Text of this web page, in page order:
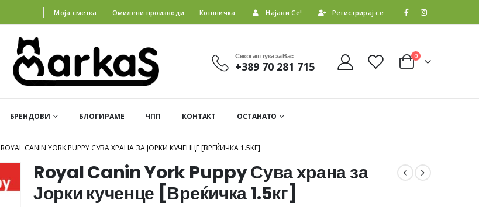
Моја сметка Омилени производи Кошничка Најави Се! Регистрирај се
Секогаш тука за Вас
+389 70 281 715
0
БРЕНДОВИ БЛОГИРАМЕ ЧПП КОНТАКТ ОСТАНАТО
ROYAL CANIN YORK PUPPY СУВА ХРАНА ЗА ЈОРКИ КУЧЕНЦЕ [ВРЕЌИЧКА 1.5КГ]
Royal Canin York Puppy Сува храна за
Јорки кученце [Вреќичка 1.5кг]